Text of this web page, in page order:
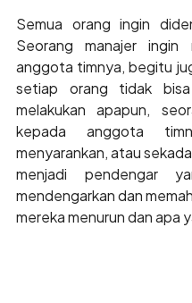
Semua orang ingin
Seorang manajer ingin
anggota timnya, begitu
setiap orang tidak
melakukan apapun,
kepada anggota
menyarankan, atau
menjadi pendengar
mendengarkan dan
mereka menurun dan apa